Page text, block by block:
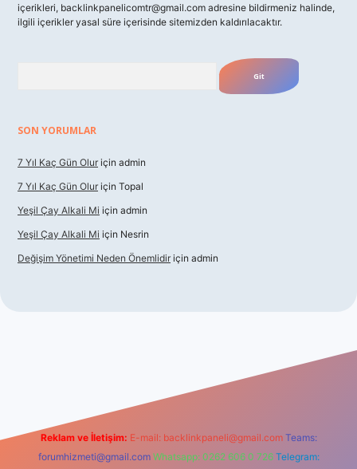
içerikleri, backlinkpanelicomtr@gmail.com adresine bildirmeniz halinde,
ilgili içerikler yasal süre içerisinde sitemizden kaldırılacaktır.
SON YORUMLAR
7 Yıl Kaç Gün Olur için admin
7 Yıl Kaç Gün Olur için Topal
Yeşil Çay Alkali Mi için admin
Yeşil Çay Alkali Mi için Nesrin
Değişim Yönetimi Neden Önemlidir için admin
Reklam ve İletişim: E-mail: backlinkpaneli@gmail.com Teams:
forumhizmeti@gmail.com Whatsapp: 0262 606 0 726 Telegram: